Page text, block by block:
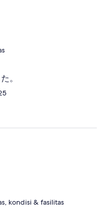
。
kondisi & fasilitas